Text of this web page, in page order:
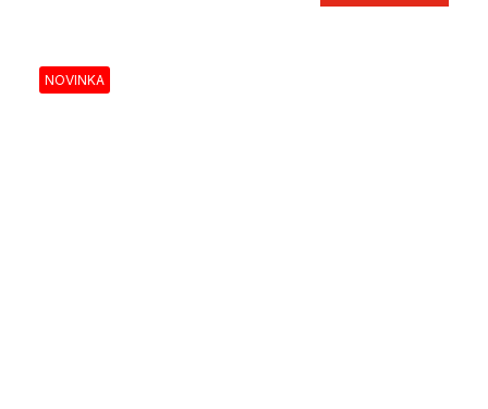
NOVINKA